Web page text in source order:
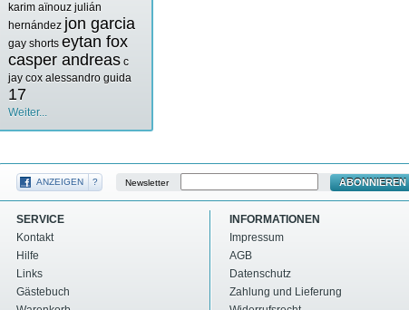
karim aïnouz julián
hernández jon garcia
gay shorts eytan fox
casper andreas c
jay cox alessandro guida
17
Weiter...
ANZEIGEN ? Newsletter ABONNIEREN
SERVICE
Kontakt
Hilfe
Links
Gästebuch
INFORMATIONEN
Impressum
AGB
Datenschutz
Zahlung und Lieferung